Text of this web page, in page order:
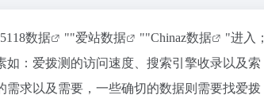
5118数据 ""爱站数据 ""Chinaz数据
"进入；
：爱拨测的访问速度、搜索引擎收录以及索
求以及需要，一些确切的数据则需要找爱拨